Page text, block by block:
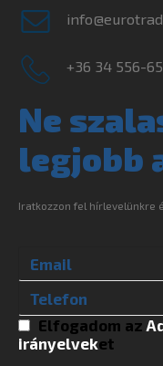
+36 34 556-
Ne
legjobb
Iratkozzon fel hírlevelünkre
Elfogadom az
irányelveket